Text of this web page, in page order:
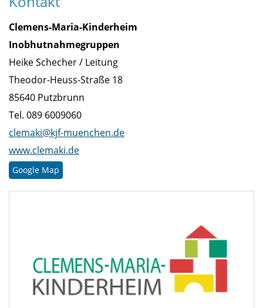
Clemens-Maria-Kinderheim
Inobhutnahmegruppen
Heike Schecher / Leitung
Theodor-Heuss-Straße 18
85640 Putzbrunn
Tel. 089 6009060
clemaki@kjf-muenchen.de
www.clemaki.de
Google Map